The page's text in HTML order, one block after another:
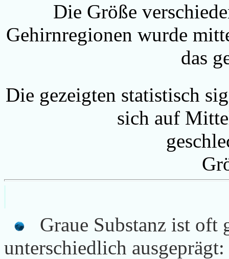
Die Größe
Gehirnregionen wurde
das
Die gezeigten statistisch
sich auf
Graue Substanz ist oft
unterschiedlich